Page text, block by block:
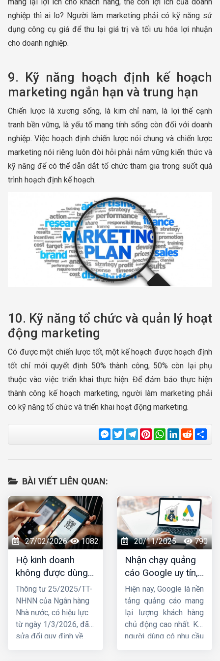
nghiệp thì ai lo? Người làm marketing phải có kỹ năng sử
dụng công cụ giá để thu lại giá trị và tối ưu hóa lợi nhuận
cho doanh nghiệp.
9. Kỹ năng hoạch định kế hoạch
marketing ngắn hạn và trung hạn
Chiến lược là xương sống, là kim chỉ nam, là lợi thế cạnh
tranh bền vững, là yếu tố mang tính sống còn đối với doanh
nghiệp. Việc hoạch định chiến lược nói chung và chiến lược
marketing nói riêng luôn đòi hỏi phải nắm vững kiến thức và
kỹ năng để có thể dẫn dắt tổ chức tham gia trong suốt quá
trình hoạch định kế hoạch.
10. Kỹ năng tổ chức và quản lý hoạt
động marketing
Có được một chiến lược tốt, một kế hoạch được hoạch định
tốt chỉ mới quyết định 50% thành công, 50% còn lại phụ
thuộc vào việc triển khai thực hiện. Để đảm bảo thực hiện
thành công kế hoạch marketing, người làm marketing phải
có kỹ năng tổ chức và triển khai hoạt động marketing.
Messenger
TwitterTelegram
Pinterest
WhatsApp
LinkedIn
Reddit
BÀI VIẾT LIÊN QUAN:
27/02/2026 1082
Hộ kinh doanh
không được dùng
tài khoản ngân
hàng cá nhân để
nhận tiền từ
01/03/2026
Thông tư 25/2025/TT-
NHNN của Ngân hàng
Nhà nước, có hiệu lực
từ ngày 1/3/2026, đã
sửa đổi quy định về
20/11/2025 790
Nhận chạy quảng
cáo Google uy tín,
chuyên nghiệp,
hiệu quả TOP 1
Hiện nay, Google là nền
tảng quảng cáo mang
lại lượng khách hàng
chủ động cao nhất. Khi
người dùng có nhu cầu